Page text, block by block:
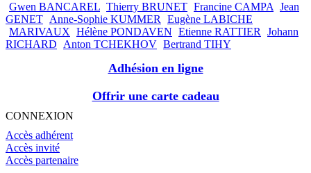
Gwen BANCAREL Thierry BRUNET Francine CAMPA Jean
GENET Anne-Sophie KUMMER
Eugène LABICHE
MARIVAUX Hélène PONDAVEN Etienne RATTIER
Johann
RICHARD
Anton TCHEKHOV Bertrand TIHY
Adhésion en ligne
Offrir une carte cadeau
CONNEXION
Accès adhérent
Accès invité
Accès partenaire